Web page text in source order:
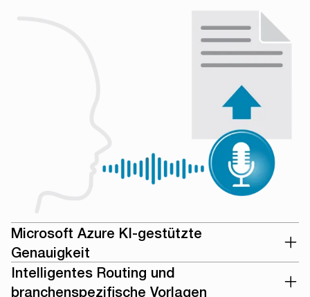
Microsoft Azure KI-gestützte
Genauigkeit
Intelligentes Routing und
branchenspezifische Vorlagen